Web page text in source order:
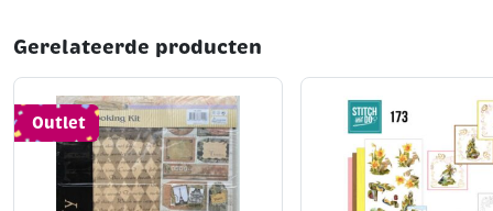
Gerelateerde producten
Outlet